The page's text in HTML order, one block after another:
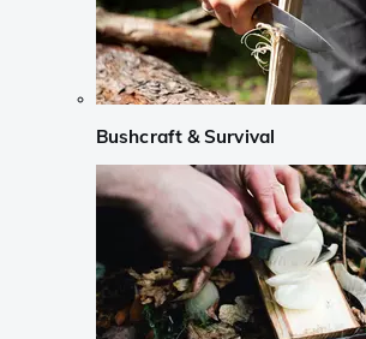
Bushcraft & Survival